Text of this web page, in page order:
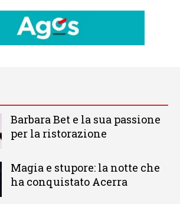
Barbara Bet e la sua passione
per la ristorazione
Magia e stupore: la notte che
ha conquistato Acerra